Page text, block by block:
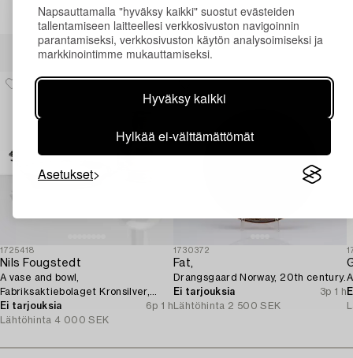
Napsauttamalla "hyväksy kaikki" suostut evästeiden
tallentamiseen laitteellesi verkkosivuston navigoinnin
parantamiseksi, verkkosivuston käytön analysoimiseksi ja
markkinointimme mukauttamiseksi.
Hyväksy kaikki
Hylkää ei-välttämättömät
Asetukset
Muiden katsomia kohteita
1725418
Nils Fougstedt
A vase and bowl,
Fabriksaktiebolaget Kronsilver,
1930s.
Ei tarjouksia
6p 1 h
Lähtöhinta 4 000 SEK
1730372
Fat,
Drangsgaard Norway, 20th century.
Ei tarjouksia
3p 1 h
Lähtöhinta 2 500 SEK